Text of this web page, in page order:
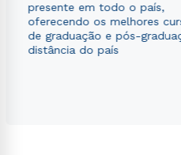
presente em todo o país,
oferecendo os melhores
de graduação e pós-
distância do país